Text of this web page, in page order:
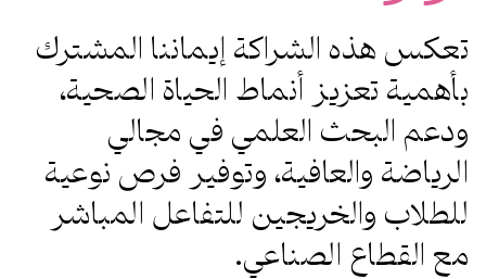
تعكس هذه الشراكة إيماننا المشترك
بأهمية تعزيز أنماط الحياة الصحية،
ودعم البحث العلمي في مجالي
الرياضة والعافية، وتوفير فرص نوعية
للطلاب والخريجين للتفاعل المباشر
مع القطاع الصناعي.